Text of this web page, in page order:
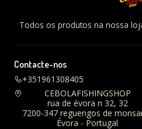
Todos os produtos na nossa
Contacte-nos
+351961308405
CEBOLAFISHINGSHOP
rua de évora n 32, 32
7200-347 reguengos de
Évora - Portugal